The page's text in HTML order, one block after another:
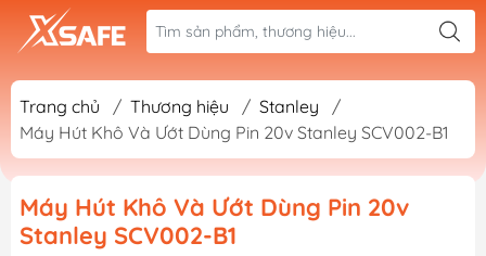
Trang chủ / Thương hiệu / Stanley
/
Máy Hút Khô Và Ướt Dùng Pin 20v Stanley SCV002-B1
Máy Hút Khô Và Ướt Dùng Pin 20v
Stanley SCV002-B1